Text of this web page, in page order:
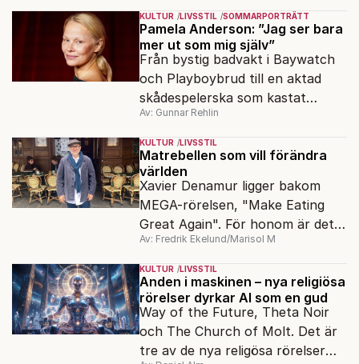
sensommarmörkret smyger sig
på och tv-utbudet blir din bästa
vän.
KULTUR LIVSSTIL SOMMARPORTRÄTT
Pamela Anderson: ”Jag ser bara
mer ut som mig själv”
Från bystig badvakt i Baywatch
och Playboybrud till en aktad
skådespelerska som kastat
sminket. 90-talsikonen Pamela
Anderson har fått en andra
start.
Av: Gunnar Rehlin
KULTUR LIVSSTIL
Matrebellen som vill förändra
världen
Xavier Denamur ligger bakom
MEGA-rörelsen, "Make Eating
Great Again". För honom är det
franska köket som en god
kulturblandning.
Av: Fredrik Ekelund/Marisol M
KULTUR LIVSSTIL
Anden i maskinen – nya religiösa
rörelser dyrkar AI som en gud
Way of the Future, Theta Noir
och The Church of Molt. Det är
tre av de nya religösa rörelser